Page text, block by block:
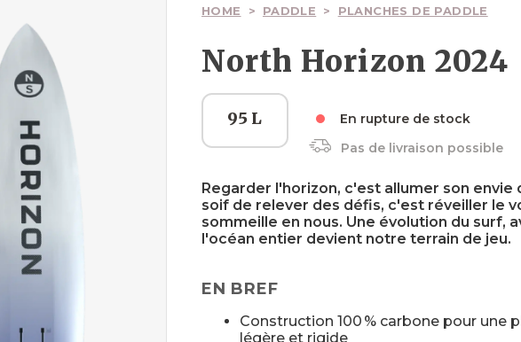
Planches
Boardbags
Textiles
Planches
Boardbags
Accessoires
Foils
Wakefoils
Palonniers
Accessoires
Néoprènes
Textiles
Planches
Boardbags
Accessoires
Textiles
HOME > PADDLE > PLANCHES DE PADDLE
North Horizon 2024
95 L
En rupture de stock
Pas de livraison possible
Regarder l'horizon, c'est allumer son envie
soif de relever des défis, c'est réveiller le
sommeille en nous. Une évolution du surf,
l'océan entier devient notre terrain de jeu.
EN BREF
Construction 100 % carbone pour une
légère et rigide